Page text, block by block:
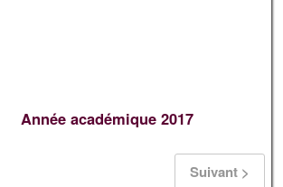
Année académique 2017
Suivant >